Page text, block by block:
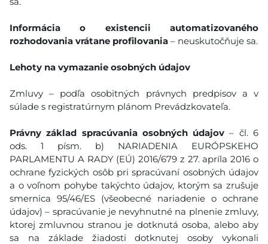
Informácia o existencii automatizovaného
rozhodovania vrátane profilovania – neuskutočňuje sa.
Lehoty na vymazanie osobných údajov
Zmluvy – podľa osobitných právnych predpisov a v
súlade s registratúrnym plánom Prevádzkovateľa.
Právny základ spracúvania osobných údajov – čl. 6
ods. 1 písm. b) NARIADENIA EURÓPSKEHO
PARLAMENTU A RADY (EÚ) 2016/679 z 27. apríla 2016 o
ochrane fyzických osôb pri spracúvaní osobných údajov
a o voľnom pohybe takýchto údajov, ktorým sa zrušuje
smernica 95/46/ES (všeobecné nariadenie o ochrane
údajov) – spracúvanie je nevyhnutné na plnenie zmluvy,
ktorej zmluvnou stranou je dotknutá osoba, alebo aby
sa na základe žiadosti dotknutej osoby vykonali